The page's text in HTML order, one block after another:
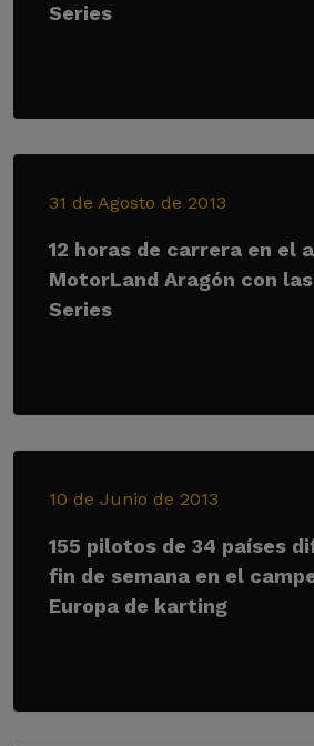
Series
31 de Agosto de 2013
12 horas de carrera en el
MotorLand Aragón con
Series
10 de Junio de 2013
155 pilotos de 34 países
fin de semana en el
Europa de karting